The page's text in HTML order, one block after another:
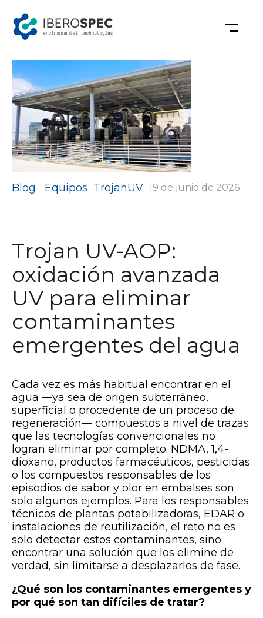
contenido
Categorías
Blog Equipos TrojanUV 19 de junio de 2026
Trojan UV-AOP:
oxidación avanzada
UV para eliminar
contaminantes
emergentes del agua
Cada vez es más habitual encontrar en el
agua —ya sea de origen subterráneo,
superficial o procedente de un proceso de
regeneración— compuestos a nivel de trazas
que las tecnologías convencionales no
logran eliminar por completo. NDMA, 1,4-
dioxano, productos farmacéuticos, pesticidas
o los compuestos responsables de los
episodios de sabor y olor en embalses son
solo algunos ejemplos. Para los responsables
técnicos de plantas potabilizadoras, EDAR o
instalaciones de reutilización, el reto no es
solo detectar estos contaminantes, sino
encontrar una solución que los elimine de
verdad, sin limitarse a desplazarlos de fase.
¿Qué son los contaminantes emergentes y
por qué son tan difíciles de tratar?